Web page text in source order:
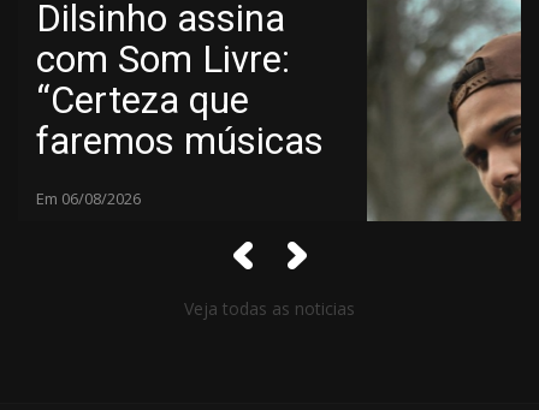
Dilsinho assina
com Som Livre:
“Certeza que
faremos músicas
e parcerias
Em 06/08/2026
Veja todas as noticias